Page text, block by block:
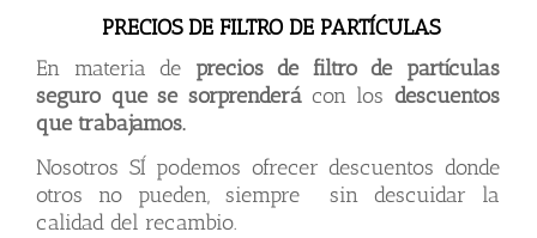
PRECIOS DE FILTRO DE PARTÍCULAS
En materia de precios de filtro de partículas
seguro que se sorprenderácon los descuentos
que trabajamos.
Nosotros SÍ podemos ofrecer descuentos donde
otros no pueden, siempre sin descuidar la
calidad del recambio.